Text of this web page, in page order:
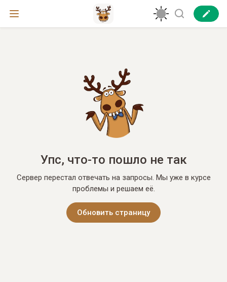
Упс, что-то пошло не так
Сервер перестал отвечать на запросы. Мы уже в курсе
проблемы и решаем её.
Обновить страницу